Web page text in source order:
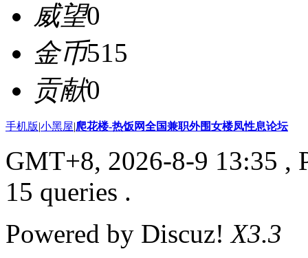
威望0
金币515
贡献0
手机版|小黑屋|爬花楼-热饭网全国兼职外围女楼凤性息论坛
GMT+8, 2026-8-9 13:35 ,
15 queries .
Powered by Discuz!X3.3